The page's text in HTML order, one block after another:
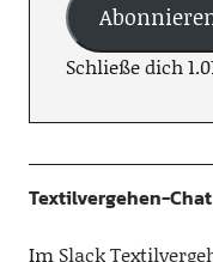
Schließe dich
Textilvergehen-Chat
Im Slack